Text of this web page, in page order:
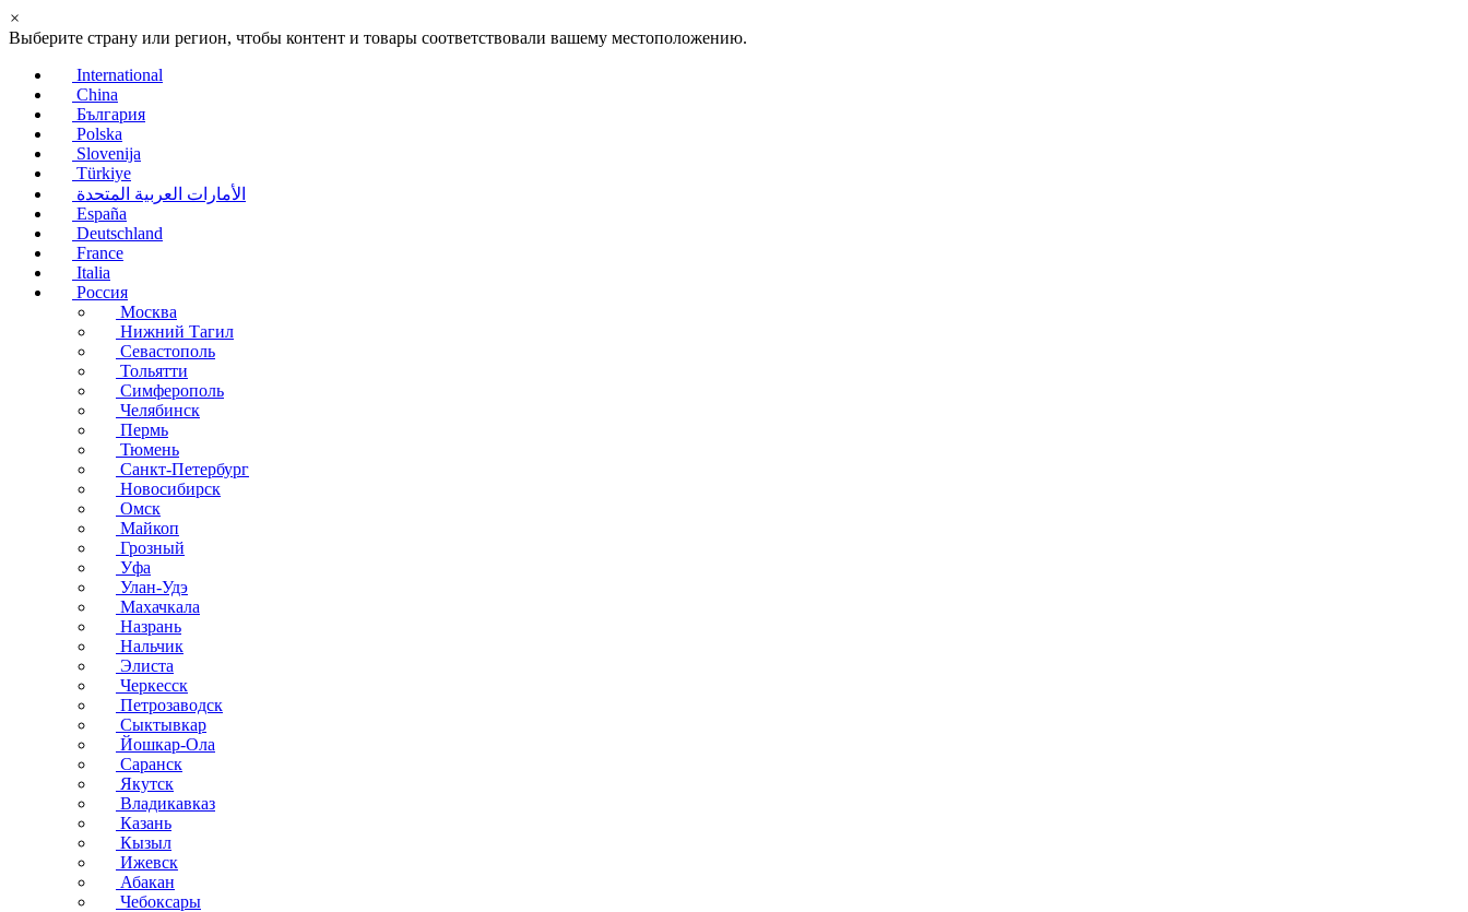
×
Выберите страну или регион, чтобы контент и товары соответствовали вашему местоположению.
International
China
България
Polska
Slovenija
Türkiye
الأمارات العربية المتحدة
España
Deutschland
France
Italia
Россия
Москва
Нижний Тагил
Севастополь
Тольятти
Симферополь
Челябинск
Пермь
Тюмень
Санкт-Петербург
Новосибирск
Омск
Майкоп
Грозный
Уфа
Улан-Удэ
Махачкала
Назрань
Нальчик
Элиста
Черкесск
Петрозаводск
Сыктывкар
Йошкар-Ола
Саранск
Якутск
Владикавказ
Казань
Кызыл
Ижевск
Абакан
Чебоксары